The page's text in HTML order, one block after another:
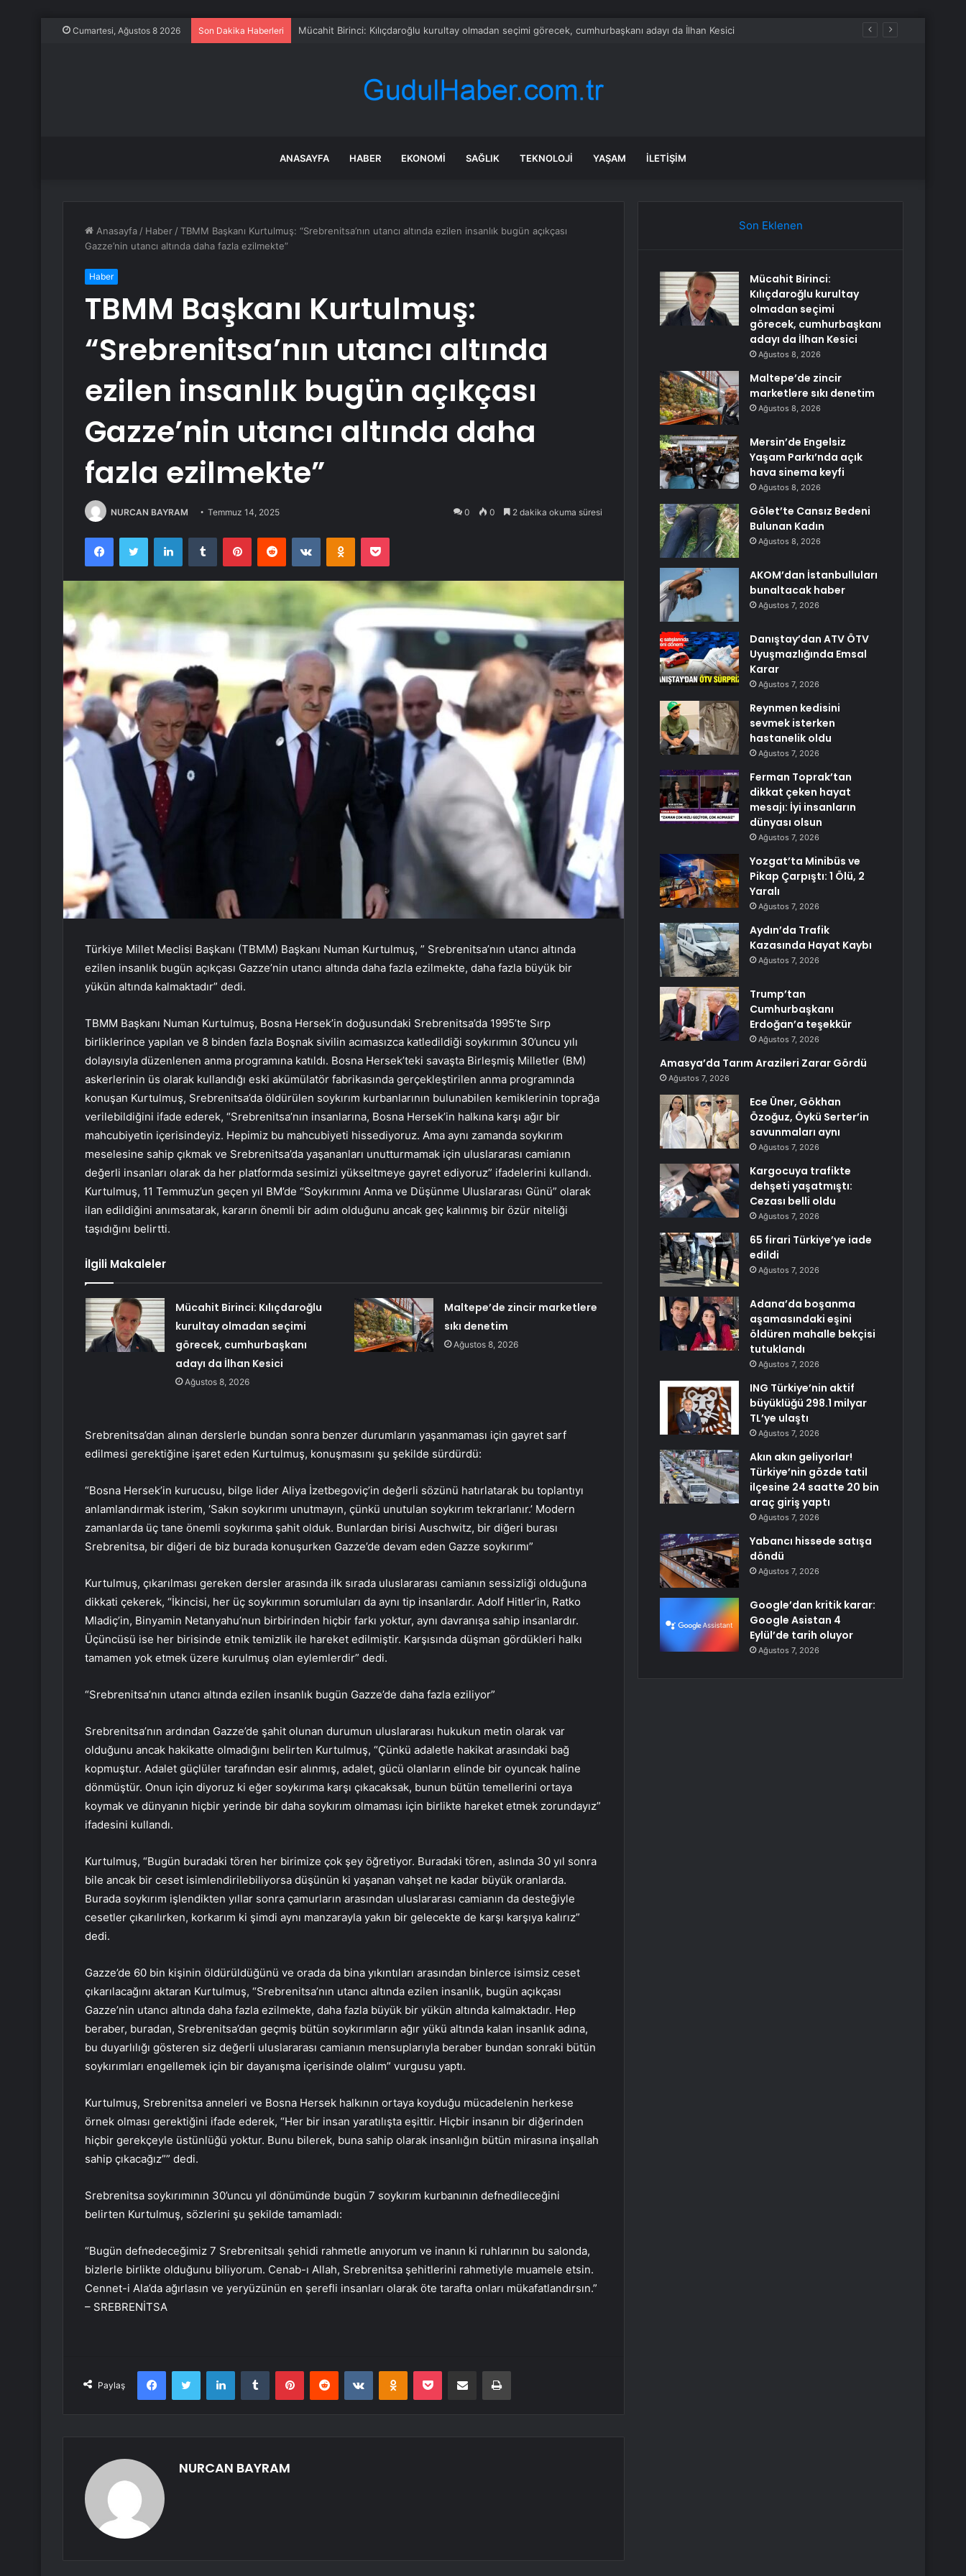
Cumartesi, Ağustos 8 2026 Son Dakika Haberleri Maltepe’de zincir marketlere sıkı denetim
ANASAYFA HABER EKONOMI SAĞLIK TEKNOLOJI YAŞAM İLETIŞIM
Anasayfa / Haber /TBMM Başkanı Kurtulmuş: “Srebrenitsa’nın utancı altında ezilen insanlık bugün açıkçası
Gazze’nin utancı altında daha fazla ezilmekte”
Haber
TBMM Başkanı Kurtulmuş:
“Srebrenitsa’nın utancı altında
ezilen insanlık bugün açıkçası
Gazze’nin utancı altında daha
fazla ezilmekte”
NURCAN BAYRAM Temmuz 14, 2025 0 0 2 dakika okuma süresi
FacebookTwitter LinkedInTumblr PinterestReddit VKontakteOdnoklassniki
Pocket
Türkiye Millet Meclisi Başkanı (TBMM) Başkanı Numan Kurtulmuş, ” Srebrenitsa’nın utancı altında
ezilen insanlık bugün açıkçası Gazze’nin utancı altında daha fazla ezilmekte, daha fazla büyük bir
yükün altında kalmaktadır” dedi.
TBMM Başkanı Numan Kurtulmuş, Bosna Hersek’in doğusundaki Srebrenitsa’da 1995’te Sırp
birliklerince yapılan ve 8 binden fazla Boşnak sivilin acımasızca katledildiği soykırımın 30’uncu yılı
dolayısıyla düzenlenen anma programına katıldı. Bosna Hersek’teki savaşta Birleşmiş Milletler (BM)
askerlerinin üs olarak kullandığı eski akümülatör fabrikasında gerçekleştirilen anma programında
konuşan Kurtulmuş, Srebrenitsa’da öldürülen soykırım kurbanlarının bulunabilen kemiklerinin toprağa
verilebildiğini ifade ederek, “Srebrenitsa’nın insanlarına, Bosna Hersek’in halkına karşı ağır bir
mahcubiyetin içerisindeyiz. Hepimiz bu mahcubiyeti hissediyoruz. Ama aynı zamanda soykırım
meselesine sahip çıkmak ve Srebrenitsa’da yaşananları unutturmamak için uluslararası camianın
değerli insanları olarak da her platformda sesimizi yükseltmeye gayret ediyoruz” ifadelerini kullandı.
Kurtulmuş, 11 Temmuz’un geçen yıl BM’de “Soykırımını Anma ve Düşünme Uluslararası Günü” olarak
ilan edildiğini anımsatarak, kararın önemli bir adım olduğunu ancak geç kalınmış bir özür niteliği
taşıdığını belirtti.
İlgili Makaleler
Mücahit Birinci: Kılıçdaroğlu
kurultay olmadan seçimi
görecek, cumhurbaşkanı
adayı da İlhan Kesici
Ağustos 8, 2026
Maltepe’de zincir marketlere
sıkı denetim
Ağustos 8, 2026
Srebrenitsa’dan alınan derslerle bundan sonra benzer durumların yaşanmaması için gayret sarf
edilmesi gerektiğine işaret eden Kurtulmuş, konuşmasını şu şekilde sürdürdü:
“Bosna Hersek’in kurucusu, bilge lider Aliya İzetbegoviç’in değerli sözünü hatırlatarak bu toplantıyı
anlamlandırmak isterim, ‘Sakın soykırımı unutmayın, çünkü unutulan soykırım tekrarlanır.’ Modern
zamanlarda üç tane önemli soykırıma şahit olduk. Bunlardan birisi Auschwitz, bir diğeri burası
Srebrenitsa, bir diğeri de biz burada konuşurken Gazze’de devam eden Gazze soykırımı”
Kurtulmuş, çıkarılması gereken dersler arasında ilk sırada uluslararası camianın sessizliği olduğuna
dikkati çekerek, “İkincisi, her üç soykırımın sorumluları da aynı tip insanlardır. Adolf Hitler’in, Ratko
Mladiç’in, Binyamin Netanyahu’nun birbirinden hiçbir farkı yoktur, aynı davranışa sahip insanlardır.
Üçüncüsü ise her birisinde etnik temizlik ile hareket edilmiştir. Karşısında düşman gördükleri halkı
tamamen yok etmek üzere kurulmuş olan eylemlerdir” dedi.
“Srebrenitsa’nın utancı altında ezilen insanlık bugün Gazze’de daha fazla eziliyor”
Srebrenitsa’nın ardından Gazze’de şahit olunan durumun uluslararası hukukun metin olarak var
olduğunu ancak hakikatte olmadığını belirten Kurtulmuş, “Çünkü adaletle hakikat arasındaki bağ
kopmuştur. Adalet güçlüler tarafından esir alınmış, adalet, gücü olanların elinde bir oyuncak haline
dönmüştür. Onun için diyoruz ki eğer soykırıma karşı çıkacaksak, bunun bütün temellerini ortaya
koymak ve dünyanın hiçbir yerinde bir daha soykırım olmaması için birlikte hareket etmek zorundayız”
ifadesini kullandı.
Kurtulmuş, “Bugün buradaki tören her birimize çok şey öğretiyor. Buradaki tören, aslında 30 yıl sonra
bile ancak bir ceset isimlendirilebiliyorsa düşünün ki yaşanan vahşet ne kadar büyük oranlarda.
Burada soykırım işlendikten yıllar sonra çamurların arasından uluslararası camianın da desteğiyle
cesetler çıkarılırken, korkarım ki şimdi aynı manzarayla yakın bir gelecekte de karşı karşıya kalırız”
dedi.
Gazze’de 60 bin kişinin öldürüldüğünü ve orada da bina yıkıntıları arasından binlerce isimsiz ceset
çıkarılacağını aktaran Kurtulmuş, “Srebrenitsa’nın utancı altında ezilen insanlık, bugün açıkçası
Gazze’nin utancı altında daha fazla ezilmekte, daha fazla büyük bir yükün altında kalmaktadır. Hep
beraber, buradan, Srebrenitsa’dan geçmiş bütün soykırımların ağır yükü altında kalan insanlık adına,
bu duyarlılığı gösteren siz değerli uluslararası camianın mensuplarıyla beraber bundan sonraki bütün
soykırımları engellemek için bir dayanışma içerisinde olalım” vurgusu yaptı.
Kurtulmuş, Srebrenitsa anneleri ve Bosna Hersek halkının ortaya koyduğu mücadelenin herkese
örnek olması gerektiğini ifade ederek, “Her bir insan yaratılışta eşittir. Hiçbir insanın bir diğerinden
hiçbir gerekçeyle üstünlüğü yoktur. Bunu bilerek, buna sahip olarak insanlığın bütün mirasına inşallah
sahip çıkacağız”” dedi.
Srebrenitsa soykırımının 30’uncu yıl dönümünde bugün 7 soykırım kurbanının defnedileceğini
belirten Kurtulmuş, sözlerini şu şekilde tamamladı:
“Bugün defnedeceğimiz 7 Srebrenitsalı şehidi rahmetle anıyorum ve inanın ki ruhlarının bu salonda,
bizlerle birlikte olduğunu biliyorum. Cenab-ı Allah, Srebrenitsa şehitlerini rahmetiyle muamele etsin.
Cennet-i Ala’da ağırlasın ve yeryüzünün en şerefli insanları olarak öte tarafta onları mükafatlandırsın.”
– SREBRENİTSA
Paylaş
FacebookTwitter LinkedInTumblr PinterestReddit VKontakteOdnoklassniki
Pocket E-Posta ile paylaş Yazdır
NURCAN BAYRAM
Son Eklenen
Mücahit Birinci:
Kılıçdaroğlu kurultay
olmadan seçimi
görecek, cumhurbaşkanı
adayı da İlhan Kesici
Ağustos 8, 2026
Maltepe’de zincir
marketlere sıkı denetim
Ağustos 8, 2026
Mersin’de Engelsiz
Yaşam Parkı’nda açık
hava sinema keyfi
Ağustos 8, 2026
Gölet’te Cansız Bedeni
Bulunan Kadın
Ağustos 8, 2026
AKOM’dan İstanbulluları
bunaltacak haber
Ağustos 7, 2026
Danıştay’dan ATV ÖTV
Uyuşmazlığında Emsal
Karar
Ağustos 7, 2026
Reynmen kedisini
sevmek isterken
hastanelik oldu
Ağustos 7, 2026
Ferman Toprak’tan
dikkat çeken hayat
mesajı: İyi insanların
dünyası olsun
Ağustos 7, 2026
Yozgat’ta Minibüs ve
Pikap Çarpıştı: 1 Ölü, 2
Yaralı
Ağustos 7, 2026
Aydın’da Trafik
Kazasında Hayat Kaybı
Ağustos 7, 2026
Trump’tan
Cumhurbaşkanı
Erdoğan’a teşekkür
Ağustos 7, 2026
Amasya’da Tarım Arazileri Zarar Gördü
Ağustos 7, 2026
Ece Üner, Gökhan
Özoğuz, Öykü Serter’in
savunmaları aynı
Ağustos 7, 2026
Kargocuya trafikte
dehşeti yaşatmıştı:
Cezası belli oldu
Ağustos 7, 2026
65 firari Türkiye’ye iade
edildi
Ağustos 7, 2026
Adana’da boşanma
aşamasındaki eşini
öldüren mahalle bekçisi
tutuklandı
Ağustos 7, 2026
ING Türkiye’nin aktif
büyüklüğü 298.1 milyar
TL’ye ulaştı
Ağustos 7, 2026
Akın akın geliyorlar!
Türkiye’nin gözde tatil
ilçesine 24 saatte 20 bin
araç giriş yaptı
Ağustos 7, 2026
Yabancı hissede satışa
döndü
Ağustos 7, 2026
Google’dan kritik karar:
Google Asistan 4
Eylül’de tarih oluyor
Ağustos 7, 2026